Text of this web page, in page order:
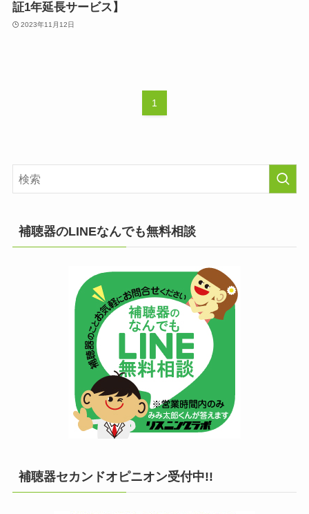
証1年延長サービス】
2023年11月12日
1
補聴器のLINEなんでも無料相談
補聴器セカンドオピニオン受付中!!